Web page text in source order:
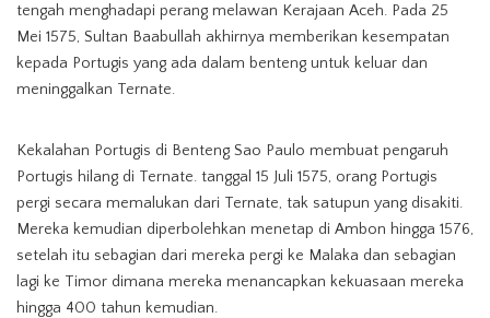
tengah menghadapi perang melawan Kerajaan Aceh. Pada 25
Mei 1575, Sultan Baabullah akhirnya memberikan kesempatan
kepada Portugis yang ada dalam benteng untuk keluar dan
meninggalkan Ternate.
Kekalahan Portugis di Benteng Sao Paulo membuat pengaruh
Portugis hilang di Ternate. tanggal 15 Juli 1575, orang Portugis
pergi secara memalukan dari Ternate, tak satupun yang disakiti.
Mereka kemudian diperbolehkan menetap di Ambon hingga 1576,
setelah itu sebagian dari mereka pergi ke Malaka dan sebagian
lagi ke Timor dimana mereka menancapkan kekuasaan mereka
hingga 400 tahun kemudian.